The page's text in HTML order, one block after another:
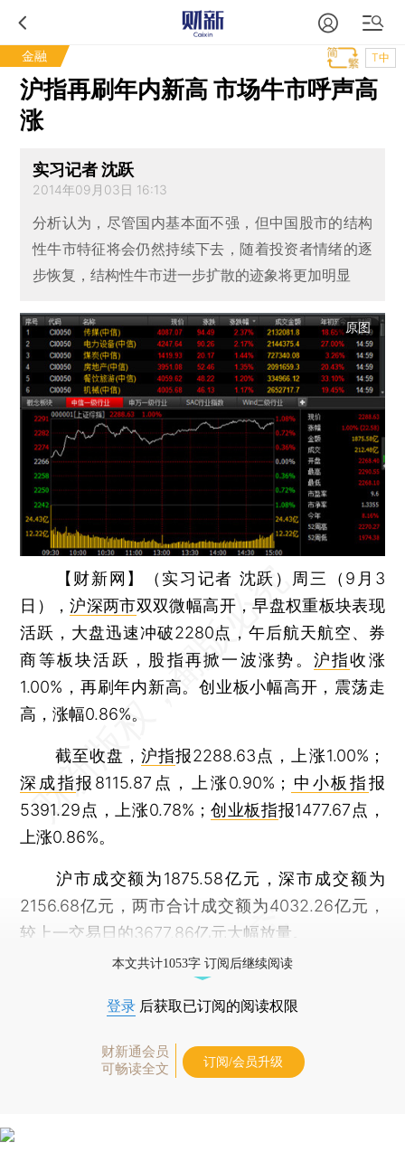
金融 T中
沪指再刷年内新高 市场牛市呼声高
涨
实习记者 沈跃
2014年09月03日 16:13
分析认为，尽管国内基本面不强，但中国股市的结构
性牛市特征将会仍然持续下去，随着投资者情绪的逐
步恢复，结构性牛市进一步扩散的迹象将更加明显
原图
【财新网】（实习记者 沈跃） 周三（9月3
日），沪深两市双双微幅高开，早盘权重板块表现
活跃，大盘迅速冲破2280点，午后航天航空、券
商等板块活跃，股指再掀一波涨势。 沪指收涨
1.00%，再刷年内新高。创业板小幅高开，震荡走
高，涨幅0.86%。
截至收盘， 沪指报2288.63点，上涨1.00%；
深成指报8115.87点，上涨0.90%； 中小板指报
5391.29点，上涨0.78%； 创业板指报1477.67点，
上涨0.86%。
沪市成交额为1875.58亿元，深市成交额为
2156.68亿元，两市合计成交额为4032.26亿元，
较上一交易日的3677.86亿元大幅放量。
本文共计1053字 订阅后继续阅读
登录 后获取已订阅的阅读权限
财新通会员
可畅读全文
订阅/会员升级